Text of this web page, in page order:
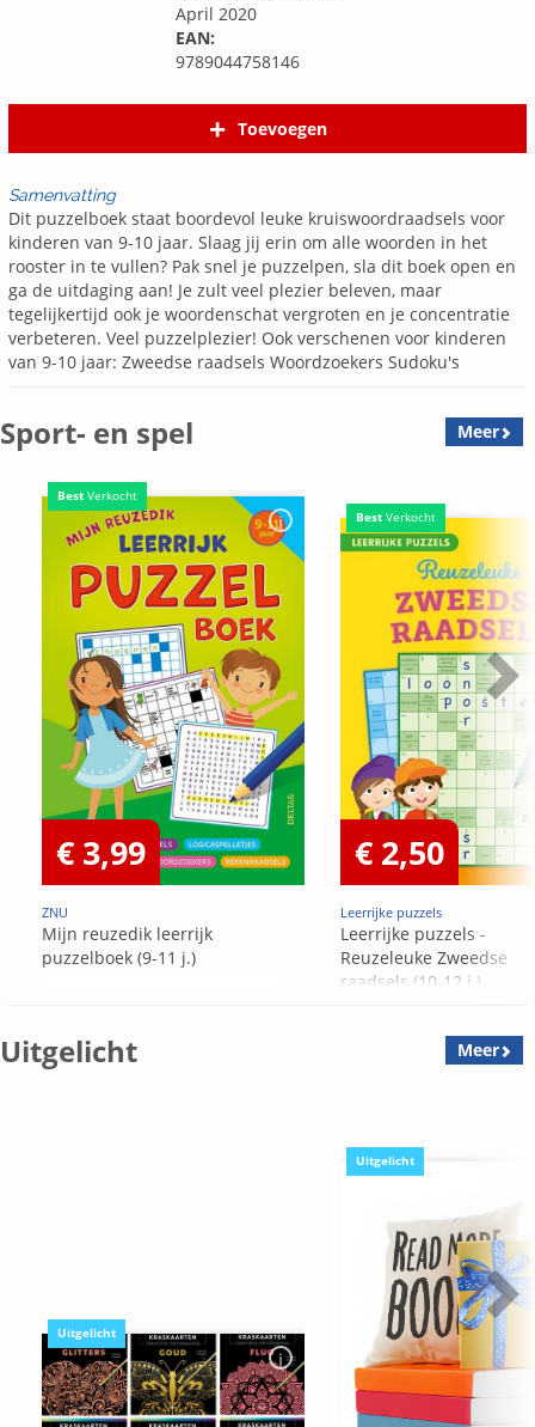
April 2020
EAN:
9789044758146
Toevoegen
Samenvatting
Dit puzzelboek staat boordevol leuke kruiswoordraadsels voor
kinderen van 9-10 jaar. Slaag jij erin om alle woorden in het
rooster in te vullen? Pak snel je puzzelpen, sla dit boek open en
ga de uitdaging aan! Je zult veel plezier beleven, maar
tegelijkertijd ook je woordenschat vergroten en je concentratie
verbeteren. Veel puzzelplezier! Ook verschenen voor kinderen
van 9-10 jaar: Zweedse raadsels Woordzoekers Sudoku's
Sport- en spel Meer
Best Verkocht
€ 3,99
ZNU
Mijn reuzedik leerrijk
puzzelboek (9-11 j.)
Best Verkocht
€ 2,50
Leerrijke puzzels
Leerrijke puzzels -
Reuzeleuke Zweedse
raadsels (10-12 j.)
Uitgelicht Meer
Uitgelicht
Uitgelicht